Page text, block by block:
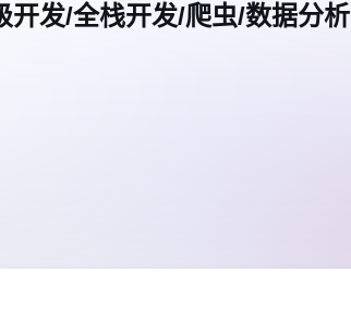
发/全栈开发/爬虫/数据分析